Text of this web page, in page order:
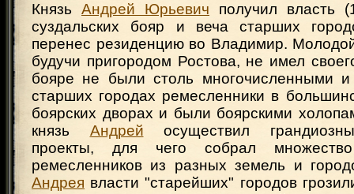
Князь Андрей Юрьевич получил власть
суздальских бояр и веча старших
перенес резиденцию во Владимир.
будучи пригородом Ростова, не имел
бояре не были столь многочисленными
старших городах ремесленники в
боярских дворах и были боярскими
князь Андрей осуществил
проекты, для чего собрал
ремесленников из разных земель и
Андрея власти "старейших" городов